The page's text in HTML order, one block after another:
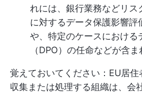
れには、銀行業務などリス
に対するデータ保護影響評
や、特定のケースにおける
（DPO）の任命などが含ま
覚えておいてください：EU居住
収集または処理する組織は、会